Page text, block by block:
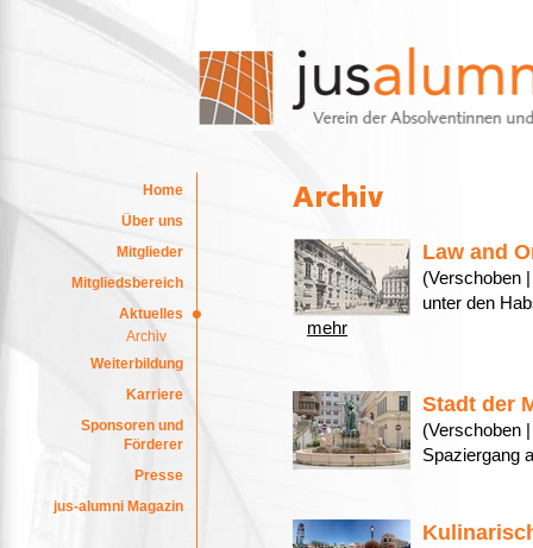
Home
Über uns
Mitglieder
Mitgliedsbereich
Aktuelles
Archiv
Weiterbildung
Karriere
Sponsoren und
Förderer
Presse
jus-alumni Magazin
Law and
(Verschoben
unter den
mehr
Stadt der
(Verschoben
Spaziergang